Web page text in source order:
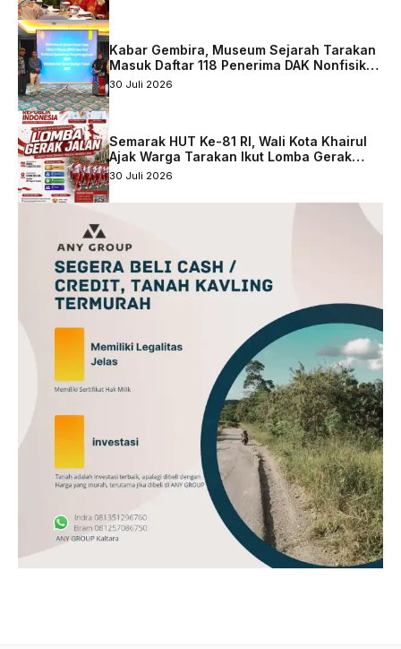
Kabar Gembira, Museum Sejarah Tarakan
Masuk Daftar 118 Penerima DAK Nonfisik
2027
30 Juli 2026
Semarak HUT Ke-81 RI, Wali Kota Khairul
Ajak Warga Tarakan Ikut Lomba Gerak
Jalan
30 Juli 2026